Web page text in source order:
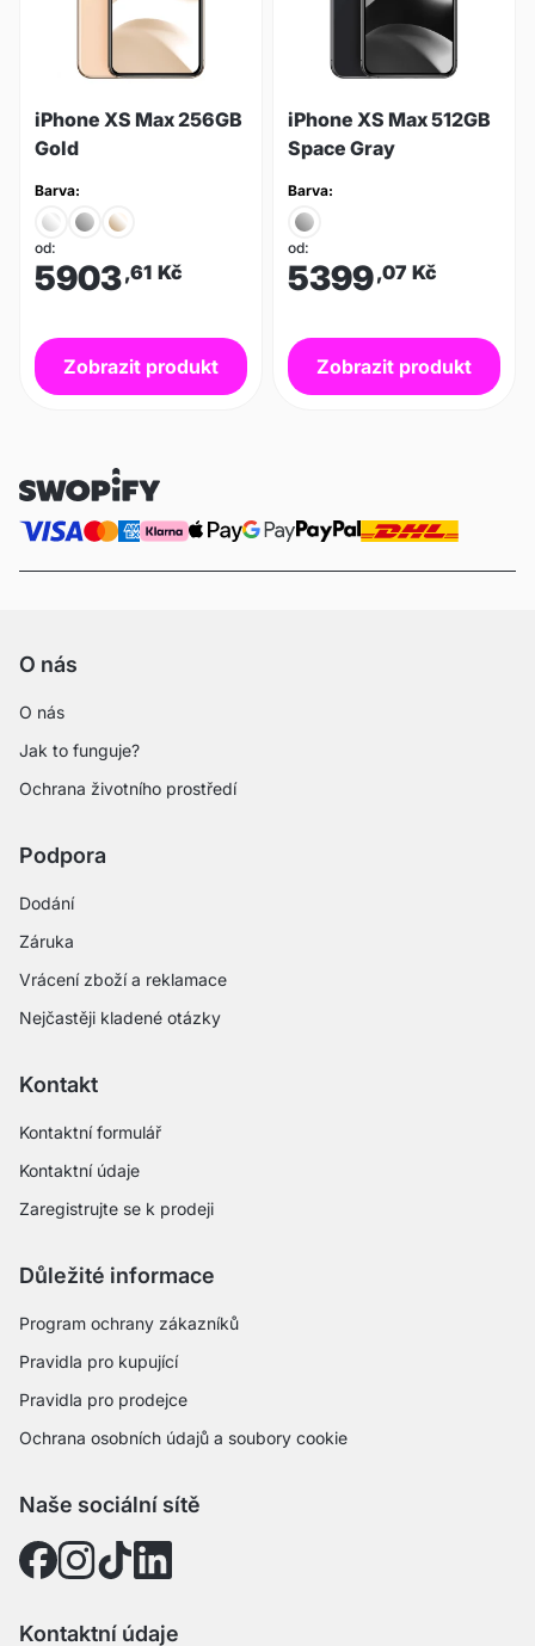
iPhone XS Max 256GB
Gold
Barva:
od:
5903,61 Kč
Zobrazit produkt
iPhone XS Max 512GB
Space Gray
Barva:
od:
5399,07 Kč
Zobrazit produkt
O nás
O nás
Jak to funguje?
Ochrana životního prostředí
Podpora
Dodání
Záruka
Vrácení zboží a reklamace
Nejčastěji kladené otázky
Kontakt
Kontaktní formulář
Kontaktní údaje
Zaregistrujte se k prodeji
Důležité informace
Program ochrany zákazníků
Pravidla pro kupující
Pravidla pro prodejce
Ochrana osobních údajů a soubory cookie
Naše sociální sítě
Kontaktní údaje